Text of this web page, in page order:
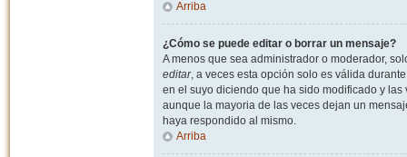
Arriba
¿Cómo se puede editar o borrar un mensaje?
A menos que sea administrador o moderador,
editar, a veces esta opción solo es válida
en el suyo diciendo que ha sido modificado y
aunque la mayoria de las veces dejan un
haya respondido al mismo.
Arriba